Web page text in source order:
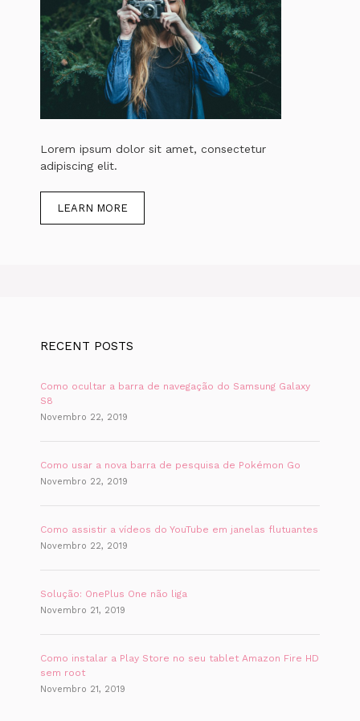
Lorem ipsum dolor sit amet, consectetur
adipiscing elit.
LEARN MORE
RECENT POSTS
Como ocultar a barra de navegação do Samsung Galaxy
S8
Novembro 22, 2019
Como usar a nova barra de pesquisa de Pokémon Go
Novembro 22, 2019
Como assistir a vídeos do YouTube em janelas flutuantes
Novembro 22, 2019
Solução: OnePlus One não liga
Novembro 21, 2019
Como instalar a Play Store no seu tablet Amazon Fire HD
sem root
Novembro 21, 2019